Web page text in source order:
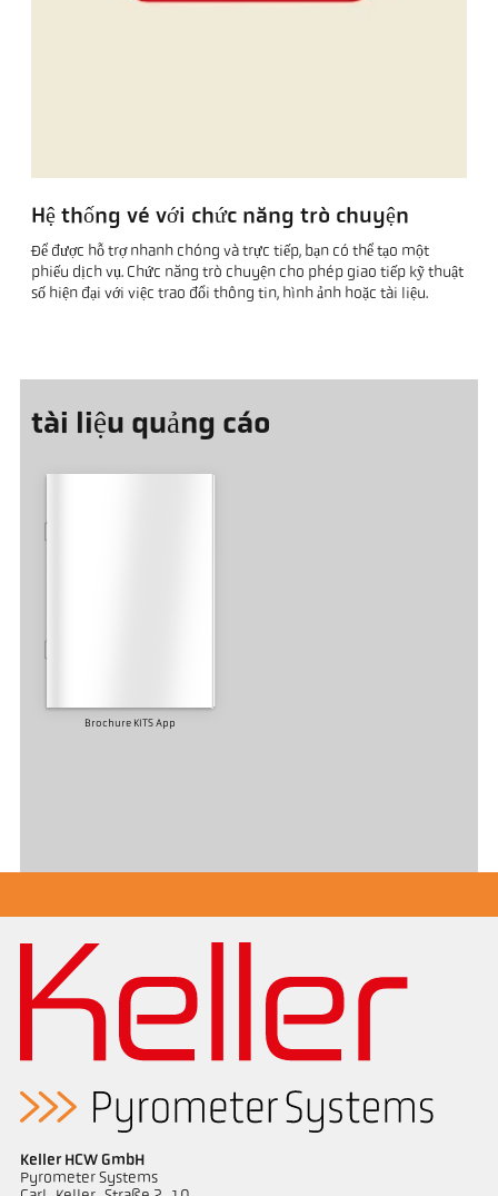
Hệ thống vé với chức năng trò chuyện
Để được hỗ trợ nhanh chóng và trực tiếp, bạn có thể tạo một
phiếu dịch vụ. Chức năng trò chuyện cho phép giao tiếp kỹ thuật
số hiện đại với việc trao đổi thông tin, hình ảnh hoặc tài liệu.
tài liệu quảng cáo
Brochure KITS App
Keller HCW GmbH
Pyrometer Systems